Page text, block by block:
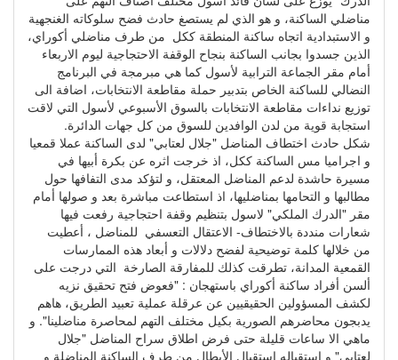
مناضلي الساكنة، و هو الذي لم يستصغ حادث فضح سلوكاته الغنجهية
و الاستبدادية اتجاه ساكنة المنطقة ككل من طرف مناضلي أكوراي،
الذين جسدوا بجانب الساكنة بنجاح الوقفة الاحتجاجية ليوم الاربعاء
أمام مقر الجماعة الترابية لأسول كما هي مبرمجة في البرنامج
النضالي للساكنة الخاص بتدبير حملة مقاطعة الانتخابات، اضافة الى
توزيع نداءات مقاطعة الانتخابات بالسوق الأسبوعي لأسول التي لاقت
استجابة قوية من لدن الوافدين للسوق من كل جهات الدائرة.
شكل حادث اختطاف المناضل "جلال لعتابي" لدى الساكنة عملا قمعيا
و اجراميا مس الساكنة ككل، اذ خرجت اثره عن بكرة أبيها في
مسيرة حاشدة لدعم المناضل المعتقل، و لتؤكد مدى التفافها حول
مطالبها و التحامها بمناضليها، اذ استطاعت مباشرة بعد و صولها أمام
مقر "الدرك الملكي" لاسول بتنظيم وقفة احتجاجية رفعت فيها
شعارات منددة بالاختطاف- الاعتقال التعسفي للمناضل ، أعطيت
من خلالها كلمة توضيحية لفضح دلالات و أبعاد هذه الممارسات
القمعية المدانة، تطرقت كذلك للمفارقة الصارخة التي درجت على
ألسن أفراد ساكنة أكوراي باستهجان : "فعوض فتح تحقيق نزيه
لكشف المسؤولين الحقيقيين عن عرقلة عملية تعبيد الطريق، هاهم
يدبجون محاضرهم الصورية بكيل مختلف التهم لمحاصرة مناضلينا". و
ماهي الا ساعات قليلة حتى فرض اطلاق سراح المناضل "جلال
لعتابي" و استقباله استقبال الأبطال من طرف الساكنة المناضلة و